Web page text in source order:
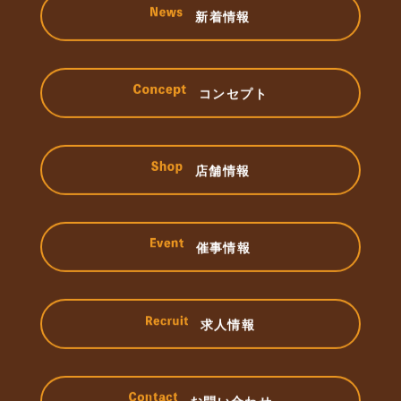
新着情報
コンセプト
店舗情報
催事情報
求人情報